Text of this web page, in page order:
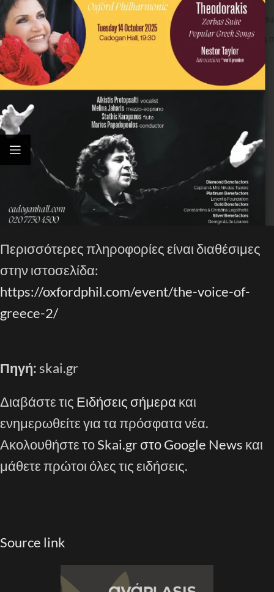
Περισσότερες πληροφορίες είναι διαθέσιμες
στην ιστοσελίδα:
https://oxfordphil.com/event/the-voice-of-
greece-2/
Πηγή: skai.gr
Διαβάστε τις Ειδήσεις σήμερα και
ενημερωθείτε για τα πρόσφατα νέα.
Ακολουθήστε τοSkai.gr στο Google News και
μάθετε πρώτοι όλες τις ειδήσεις.
Source link